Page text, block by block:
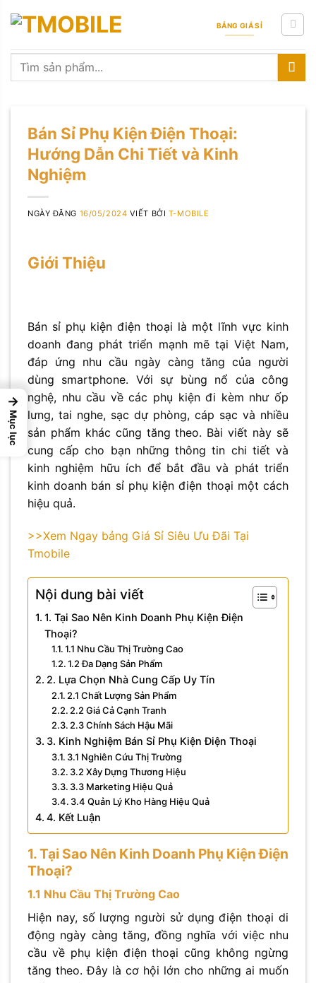
BẢNG GIÁ SỈ
Tìm
Bán Sỉ Phụ Kiện Điện Thoại:
Hướng Dẫn Chi Tiết và Kinh
Nghiệm
NGÀY ĐĂNG 16/05/2024 VIẾT BỞI T-MOBILE
Giới Thiệu
Bán sỉ phụ kiện điện thoại là một lĩnh vực kinh
doanh đang phát triển mạnh mẽ tại Việt Nam,
đáp ứng nhu cầu ngày càng tăng của người
dùng smartphone. Với sự bùng nổ của công
nghệ, nhu cầu về các phụ kiện đi kèm như ốp
lưng, tai nghe, sạc dự phòng, cáp sạc và nhiều
sản phẩm khác cũng tăng theo. Bài viết này sẽ
cung cấp cho bạn những thông tin chi tiết và
kinh nghiệm hữu ích để bắt đầu và phát triển
kinh doanh bán sỉ phụ kiện điện thoại một cách
hiệu quả.
>>Xem Ngay bảng Giá Sỉ Siêu Ưu Đãi Tại
Tmobile
Nội dung bài viết
1. Tại Sao Nên Kinh Doanh Phụ Kiện Điện
Thoại?
1.1 Nhu Cầu Thị Trường Cao
1.2 Đa Dạng Sản Phẩm
2. Lựa Chọn Nhà Cung Cấp Uy Tín
2.1 Chất Lượng Sản Phẩm
2.2 Giá Cả Cạnh Tranh
2.3 Chính Sách Hậu Mãi
3. Kinh Nghiệm Bán Sỉ Phụ Kiện Điện Thoại
3.1 Nghiên Cứu Thị Trường
3.2 Xây Dựng Thương Hiệu
3.3 Marketing Hiệu Quả
3.4 Quản Lý Kho Hàng Hiệu Quả
4. Kết Luận
1. Tại Sao Nên Kinh Doanh Phụ Kiện Điện
Thoại?
1.1 Nhu Cầu Thị Trường Cao
Hiện nay, số lượng người sử dụng điện thoại di
động ngày càng tăng, đồng nghĩa với việc nhu
cầu về phụ kiện điện thoại cũng không ngừng
tăng theo. Đây là cơ hội lớn cho những ai muốn
→
Mục lục